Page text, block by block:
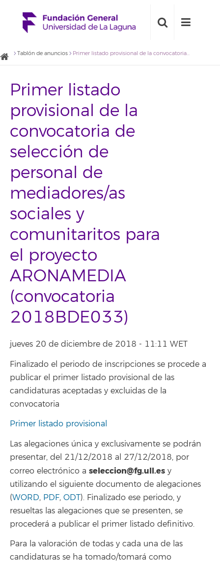
Tablón de anuncios Primer listado provisional de la convocatoria de selección de personal de mediadores/as sociales y comunitaritos para el proyecto ARONAMEDIA (convocatoria 2018BDE033)
Primer listado
provisional de la
convocatoria de
selección de
personal de
mediadores/as
sociales y
comunitaritos para
el proyecto
ARONAMEDIA
(convocatoria
2018BDE033)
jueves 20 de diciembre de 2018 - 11:11 WET
Finalizado el periodo de inscripciones se procede a
publicar el primer listado provisional de las
candidaturas aceptadas y excluidas de la
convocatoria
Primer listado provisional
Las alegaciones única y exclusivamente se podrán
presentar, del 21/12/2018 al 27/12/2018, por
correo electrónico a seleccion@fg.ull.es y
utilizando el siguiente documento de alegaciones
(WORD, PDF, ODT). Finalizado ese periodo, y
resueltas las alegaciones que se presenten, se
procederá a publicar el primer listado definitivo.
Para la valoración de todas y cada una de las
candidaturas se ha tomado/tomará como